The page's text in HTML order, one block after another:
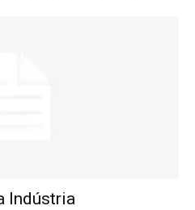
Indústria